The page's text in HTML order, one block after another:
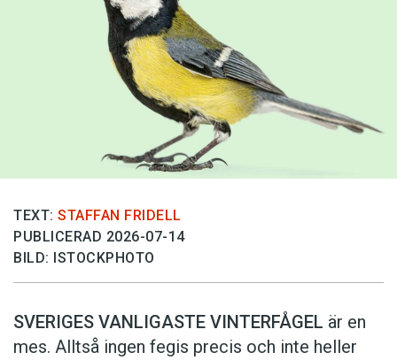
TEXT: STAFFAN FRIDELL
PUBLICERAD 2026-07-14
BILD: ISTOCKPHOTO
SVERIGES VANLIGASTE VINTERFÅGEL är en
mes. Alltså ingen fegis precis och inte heller